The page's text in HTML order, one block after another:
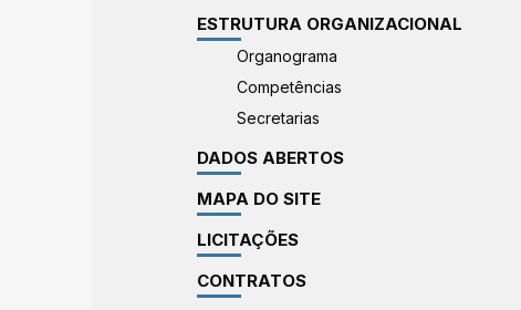
ESTRUTURA ORGANIZACIONAL
Organograma
Competências
Secretarias
DADOS ABERTOS
MAPA DO SITE
LICITAÇÕES
CONTRATOS